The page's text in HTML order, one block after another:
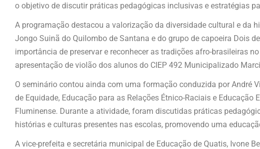
o objetivo de discutir práticas pedagógicas inclusivas e estratégias
A programação destacou a valorização da diversidade cultural e da
Jongo Suinã do Quilombo de Santana e do grupo de capoeira Dois
importância de preservar e reconhecer as tradições afro-brasileiras
apresentação de violão dos alunos do CIEP 492 Municipalizado
O seminário contou ainda com uma formação conduzida por André
de Equidade, Educação para as Relações Étnico-Raciais e Educação
Fluminense. Durante a atividade, foram discutidas práticas
histórias e culturas presentes nas escolas, promovendo uma
A vice-prefeita e secretária municipal de Educação de Quatis, Ivone